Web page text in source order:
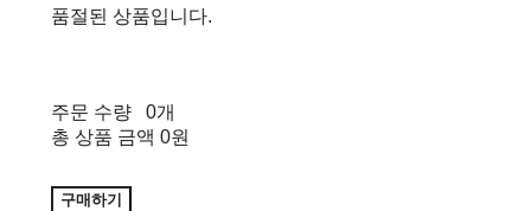
품절된 상품입니다.
주문 수량
0개
총 상품 금액 0원
구매하기